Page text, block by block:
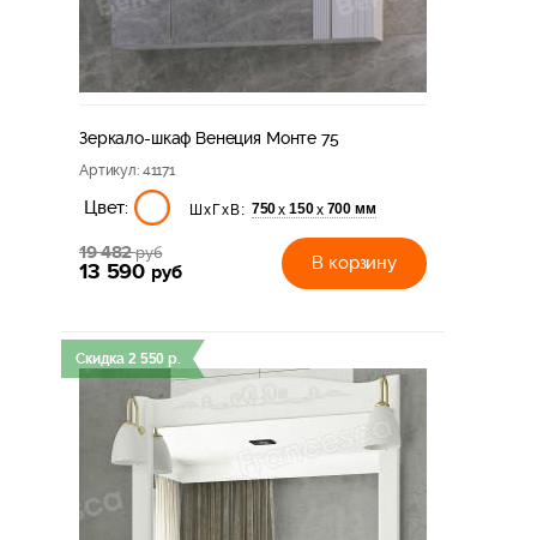
Зеркало-шкаф Венеция Монте 75
Артикул: 41171
Цвет: ШхГхВ: 750х 150х 700 мм
19 482руб
13 590 руб В корзину
Скидка 2 550 р.